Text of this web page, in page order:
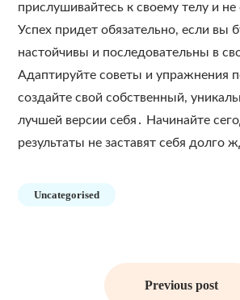
прислушивайтесь к своему телу и не
Успех придет обязательно, если вы
настойчивы и последовательны в
Адаптируйте советы и упражнения
создайте свой собственный,
лучшей версии себя․ Начинайте
результаты не заставят себя долго
Uncategorised
Previous post